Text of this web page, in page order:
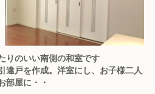
りのいい南側の和室です
違戸を作成。洋室にし、お子様二人
部屋に・・